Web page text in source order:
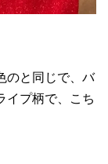
のと同じで、バ
イプ柄で、こち